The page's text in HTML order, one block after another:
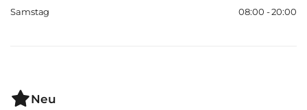
Samstag 08:00 - 20:00
Neu